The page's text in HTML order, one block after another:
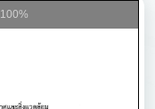
100%